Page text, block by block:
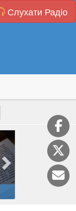
Слухати Радіо
06:00